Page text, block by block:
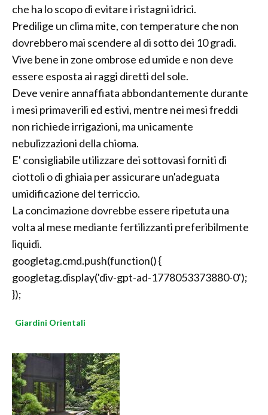
che ha lo scopo di evitare i ristagni idrici.
Predilige un clima mite, con temperature che non
dovrebbero mai scendere al di sotto dei 10 gradi.
Vive bene in zone ombrose ed umide e non deve
essere esposta ai raggi diretti del sole.
Deve venire annaffiata abbondantemente durante
i mesi primaverili ed estivi, mentre nei mesi freddi
non richiede irrigazioni, ma unicamente
nebulizzazioni della chioma.
E' consigliabile utilizzare dei sottovasi forniti di
ciottoli o di ghiaia per assicurare un'adeguata
umidificazione del terriccio.
La concimazione dovrebbe essere ripetuta una
volta al mese mediante fertilizzanti preferibilmente
liquidi.
googletag.cmd.push(function() {
googletag.display('div-gpt-ad-1778053373880-0');
});
Giardini Orientali